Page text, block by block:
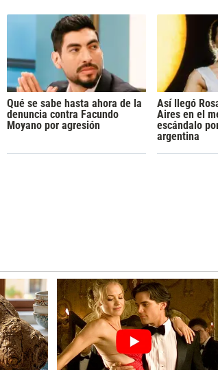
Qué se sabe hasta ahora de la
denuncia contra Facundo
Moyano por agresión
Así llegó
Aires en el
escándalo
argentina